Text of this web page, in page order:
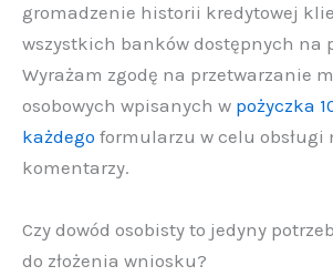
gromadzenie historii kredytowej
wszystkich banków dostępnych na
Wyrażam zgodę na przetwarzanie
osobowych wpisanych w pożyczka
każdego formularzu w celu obsługi
komentarzy.
Czy dowód osobisty to jedyny
do złożenia wniosku?